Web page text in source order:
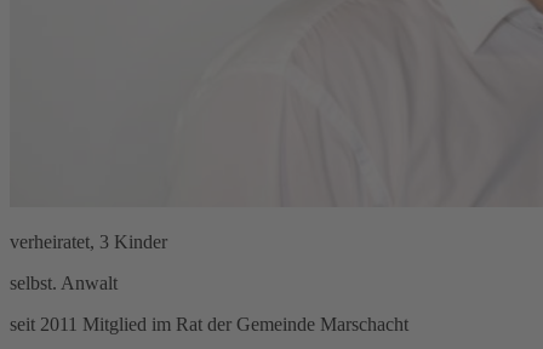
verheiratet, 3 Kinder
selbst. Anwalt
seit 2011 Mitglied im Rat der Gemeinde Marschacht